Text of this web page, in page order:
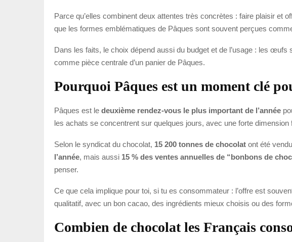
Parce qu’elles combinent deux attentes très concrètes : faire plaisir et
que les formes emblématiques de Pâques sont souvent perçues
Dans les faits, le choix dépend aussi du budget et de l’usage : les
comme pièce centrale d’un panier de Pâques.
Pourquoi Pâques est un moment clé
Pâques est le deuxième rendez-vous le plus important de l’année
les achats se concentrent sur quelques jours, avec une forte dimension
Selon le syndicat du chocolat, 15 200 tonnes de chocolat ont été
l’année, mais aussi 15 % des ventes annuelles de “bonbons de
penser.
Ce que cela implique pour toi, si tu es consommateur : l’offre est
qualitatif, avec un bon cacao, des ingrédients mieux choisis ou des
Combien de chocolat les Français